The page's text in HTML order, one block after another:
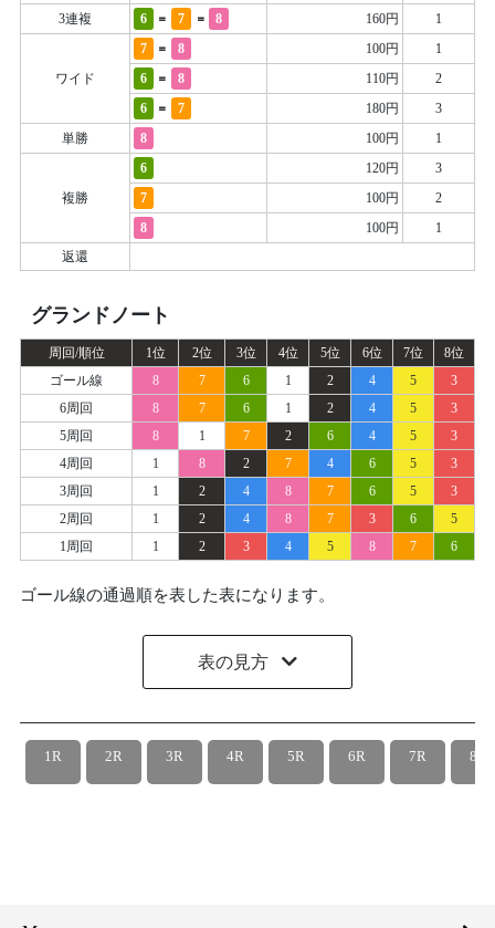
3連複
6 = 7 = 8 160円 1
ワイド
7 = 8 100円
1
6
= 8 110円
2
6
= 7 180円
3
単勝
8 100円 1
複勝
6 120円
3
7
100円
2
8
100円
1
返還
グランドノート
周回/順位 1位 2位 3位 4位 5位 6位 7位
8位
ゴール線
8 7 6 1 2 4 5
3
6周回
8 7 6 1 2 4 5
3
5周回
8 1 7 2 6 4 5
3
4周回
1 8 2 7 4 6 5
3
3周回
1 2 4 8 7 6 5
3
2周回
1 2 4 8 7 3 6
5
1周回
1 2 3 4 5 8 7 6
ゴール線の通過順を表した表になります。
表の見方
1R 2R 3R 4R 5R 6R 7R 8R